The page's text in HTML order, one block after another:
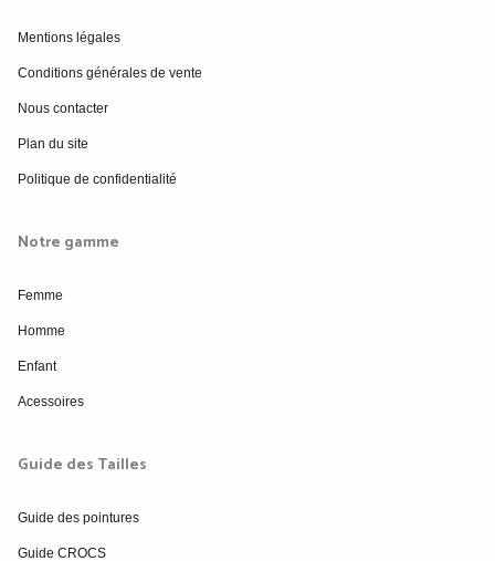
Mentions légales
Conditions générales de vente
Nous contacter
Plan du site
Politique de confidentialité
Notre gamme
Femme
Homme
Enfant
Acessoires
Guide des Tailles
Guide des pointures
Guide CROCS